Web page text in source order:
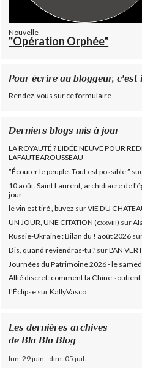
Nouvelle
"Opération Orphée"
Pour écrire au bloggeur, c'est
Rendez-vous sur ce formulaire
Derniers blogs mis à jour
LA ROYAUTÉ ? L'IDÉE NEUVE POUR
LAFAUTEAROUSSEAU
”Écouter le peuple. Tout est possible.”
10 août. Saint Laurent, archidiacre de
jour
le vin est tiré , buvez surVIE DU
UN JOUR, UNE CITATION (cxxviii) sur
Russie-Ukraine : Bilan du ! août 2026
Dis, quand reviendras-tu ? surL'AN
Journées du Patrimoine 2026 - le samedi
Allié discret: comment la Chine soutient
L'Éclipse surKallyVasco
Les dernières archives
de Bla Bla Blog
lun. 29 juin - dim. 05 juil.